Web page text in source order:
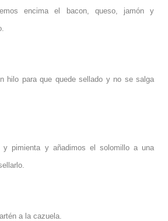
encimael bacon, queso, jamón y
hilo para que quede sellado y no se salga
y pimienta y añadimos el solomillo a una
a la cazuela.